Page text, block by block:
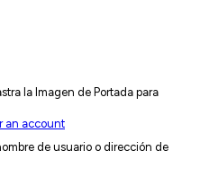
an account
de usuario o dirección de
la Imagen de Portada para